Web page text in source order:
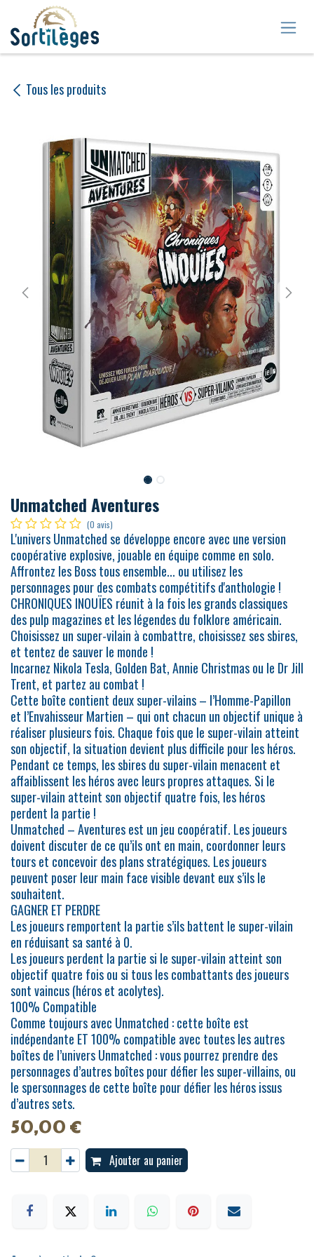
Se rendre au contenu
Tous les produits
Unmatched Aventures
(0 avis)
L'univers Unmatched se développe encore avec une version
coopérative explosive, jouable en équipe comme en solo.
Affrontez les Boss tous ensemble... ou utilisez les
personnages pour des combats compétitifs d'anthologie !
CHRONIQUES INOUÏES réunit à la fois les grands classiques
des pulp magazines et les légendes du folklore américain.
Choisissez un super-vilain à combattre, choisissez ses sbires,
et tentez de sauver le monde !
Incarnez Nikola Tesla, Golden Bat, Annie Christmas ou le Dr Jill
Trent, et partez au combat !
Cette boîte contient deux super-vilains – l’Homme-Papillon
et l’Envahisseur Martien – qui ont chacun un objectif unique à
réaliser plusieurs fois. Chaque fois que le super-vilain atteint
son objectif, la situation devient plus difficile pour les héros.
Pendant ce temps, les sbires du super-vilain menacent et
affaiblissent les héros avec leurs propres attaques. Si le
super-vilain atteint son objectif quatre fois, les héros
perdent la partie !
Unmatched – Aventures est un jeu coopératif. Les joueurs
doivent discuter de ce qu’ils ont en main, coordonner leurs
tours et concevoir des plans stratégiques. Les joueurs
peuvent poser leur main face visible devant eux s’ils le
souhaitent.
GAGNER ET PERDRE
Les joueurs remportent la partie s’ils battent le super-vilain
en réduisant sa santé à 0.
Les joueurs perdent la partie si le super-vilain atteint son
objectif quatre fois ou si tous les combattants des joueurs
sont vaincus (héros et acolytes).
100% Compatible
Comme toujours avec Unmatched : cette boîte est
indépendante ET 100% compatible avec toutes les autres
boîtes de l’univers Unmatched : vous pourrez prendre des
personnages d’autres boîtes pour défier les super-villains, ou
le spersonnages de cette boîte pour défier les héros issus
d’autres sets.
50,00€
Ajouter au panier